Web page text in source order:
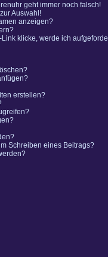
geht immer noch falsch!
Auswahl!
anzeigen?
klicke, werde ich
erstellen?
Schreiben eines Beitrags?